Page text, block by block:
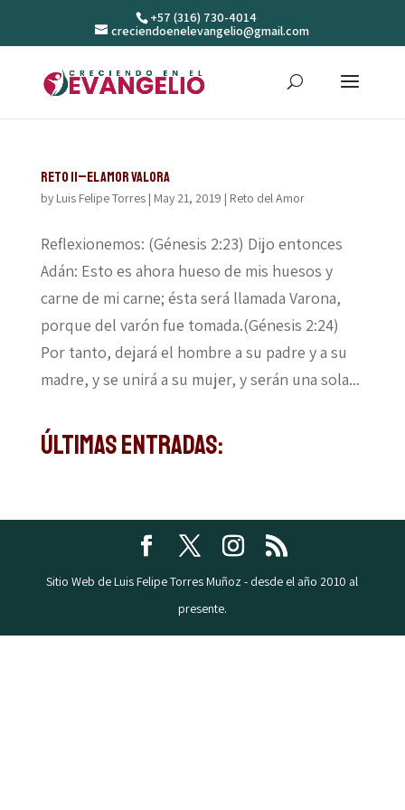
+57 (316) 730-4014
creciendoenelevangelio@gmail.com
Reto 11–El amor valora
by Luis Felipe Torres| May 21, 2019 | Reto del Amor
Reflexionemos: (Génesis 2:23) Dijo entonces
Adán: Esto es ahora hueso de mis huesos y
carne de mi carne; ésta será llamada Varona,
porque del varón fue tomada.(Génesis 2:24)
Por tanto, dejará el hombre a su padre y a su
madre, y se unirá a su mujer, y serán una sola...
Últimas Entradas:
Sitio Web de Luis Felipe Torres Muñoz - desde el año 2010 al
presente.